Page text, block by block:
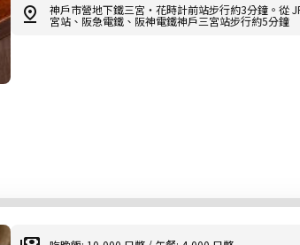
神戶市營地下鐵三宮・花時計前站步行約3分鐘。從
宮站、阪急電鐵、阪神電鐵神戶三宮站步行約5分鐘